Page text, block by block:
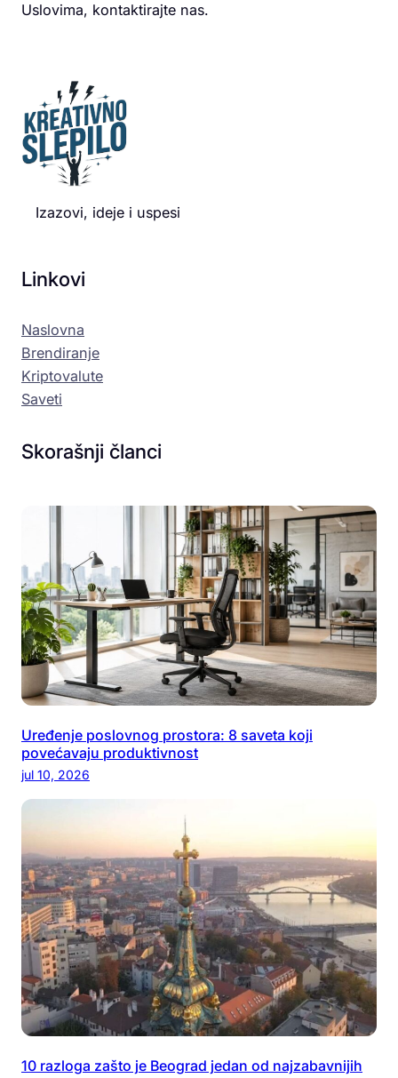
Uslovima, kontaktirajte nas.
Izazovi, ideje i uspesi
Linkovi
Naslovna
Brendiranje
Kriptovalute
Saveti
Skorašnji članci
Uređenje poslovnog prostora: 8 saveta koji
povećavaju produktivnost
jul 10, 2026
10 razloga zašto je Beograd jedan od najzabavnijih